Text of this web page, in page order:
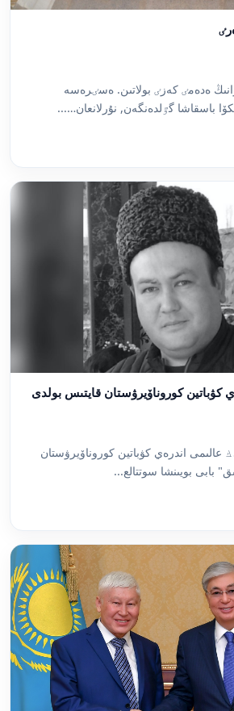
ەدەمٸ كەزٸ بولاتىن. ەسٸرەسە
باسقاشا گٷلدەنگەن, نۇرلانعان…...
كوروناۆيرۋستان قايتىس بولدى
عالىمى اندرەي كۋباتين كوروناۆيرۋستان
بابى بويىنشا سوتتالع...